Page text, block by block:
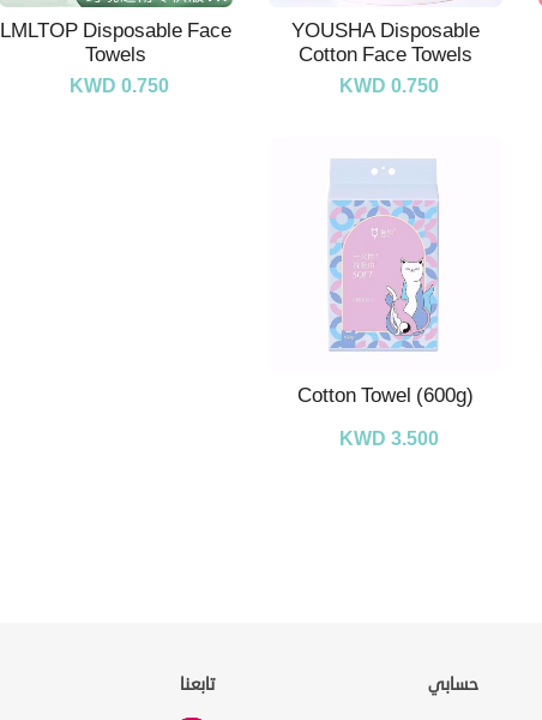
YOUSHA Disposable
Cotton Face Towels
KWD 0.750
LMLTOP Disposable Face
Towels
KWD 0.750
Cotton Towel (600g)
KWD 3.500
حسابي تابعنا